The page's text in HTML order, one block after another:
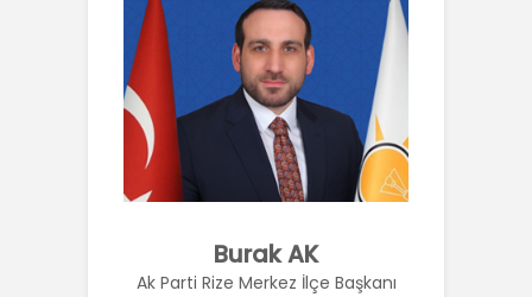
Burak AK
Ak Parti Rize Merkez İlçe Başkanı